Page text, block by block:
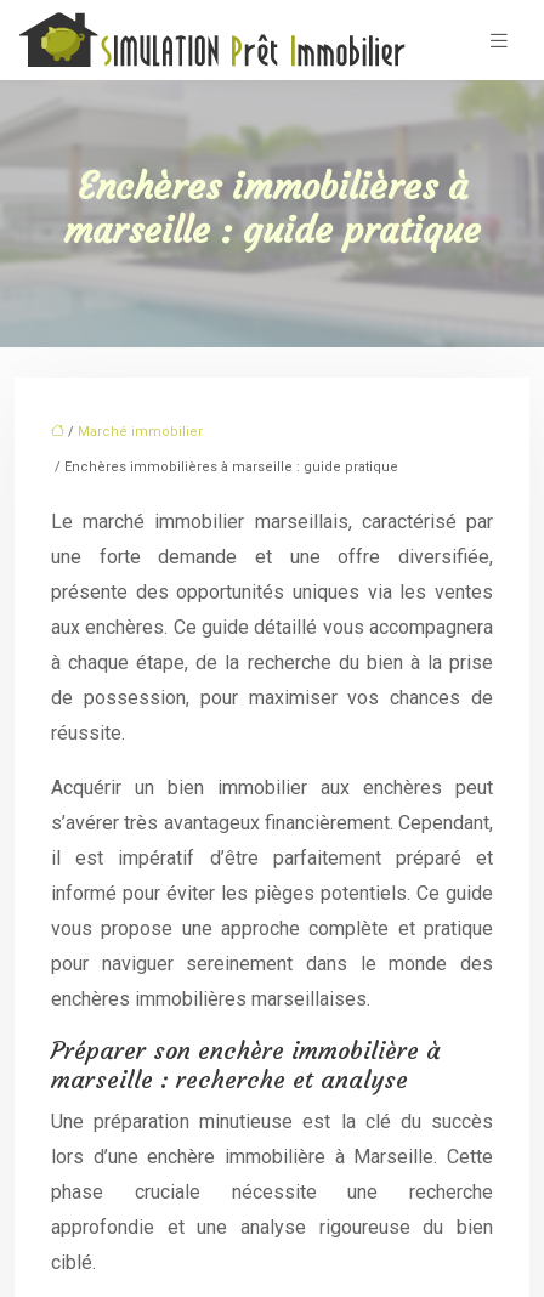
Enchères immobilières à
marseille : guide pratique
/ Marché immobilier
/ Enchères immobilières à marseille : guide pratique
Le marché immobilier marseillais, caractérisé par
une forte demande et une offre diversifiée,
présente des opportunités uniques via les ventes
aux enchères. Ce guide détaillé vous accompagnera
à chaque étape, de la recherche du bien à la prise
de possession, pour maximiser vos chances de
réussite.
Acquérir un bien immobilier aux enchères peut
s’avérer très avantageux financièrement. Cependant,
il est impératif d’être parfaitement préparé et
informé pour éviter les pièges potentiels. Ce guide
vous propose une approche complète et pratique
pour naviguer sereinement dans le monde des
enchères immobilières marseillaises.
Préparer son enchère immobilière à
marseille : recherche et analyse
Une préparation minutieuse est la clé du succès
lors d’une enchère immobilière à Marseille. Cette
phase cruciale nécessite une recherche
approfondie et une analyse rigoureuse du bien
ciblé.